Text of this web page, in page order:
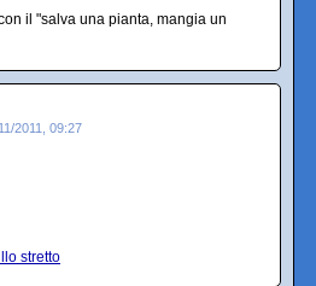
il "salva una pianta, mangia un
2011, 09:27
stretto